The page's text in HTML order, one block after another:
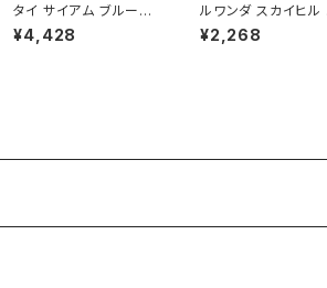
タイ サイアム ブルーム
ーン 300g
¥4,428
ルワンダ スカイヒル
プロカWS 150g
¥2,268